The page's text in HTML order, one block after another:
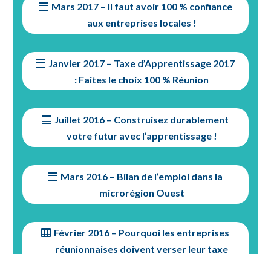
Mars 2017 – Il faut avoir 100 % confiance
aux entreprises locales !
Janvier 2017 – Taxe d’Apprentissage 2017
: Faites le choix 100 % Réunion
Juillet 2016 – Construisez durablement
votre futur avec l’apprentissage !
Mars 2016 – Bilan de l’emploi dans la
microrégion Ouest
Février 2016 – Pourquoi les entreprises
réunionnaises doivent verser leur taxe